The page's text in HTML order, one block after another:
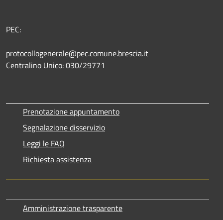
PEC:
protocollogenerale@pec.comune.brescia.it
Centralino Unico: 030/29771
Prenotazione appuntamento
Segnalazione disservizio
Leggi le FAQ
Richiesta assistenza
Amministrazione trasparente